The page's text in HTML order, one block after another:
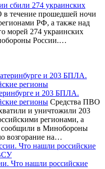
сбили 274 украинских
в течение прошедшей ночи
РФ, а также над
морей 274 украинских
России.…
и 203 БПЛА.
регионы Средства ПВО
и уничтожили 203
регионами, а
сообщили в Минобороны
возгорание на…
Что нашли российские